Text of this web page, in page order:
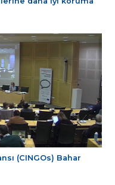
(CINGOs) Bahar